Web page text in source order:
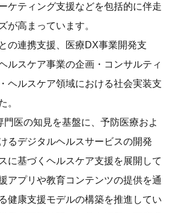
ケティング支援などを包括的に伴走
が高まっています。
の連携支援、医療DX事業開発支
ルスケア事業の企画・コンサルティ
ヘルスケア領域における社会実装支
。
門医の知見を基盤に、予防医療およ
るデジタルヘルスサービスの開発
に基づくヘルスケア支援を展開して
アプリや教育コンテンツの提供を通
健康支援モデルの構築を推進してい